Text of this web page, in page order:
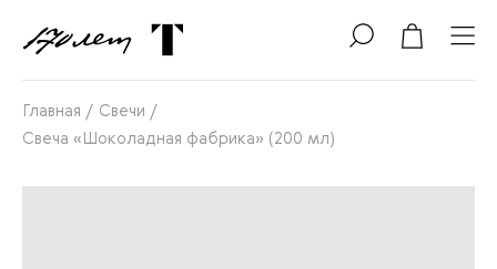
Главная / Свечи /
Свеча «Шоколадная фабрика» (200 мл)